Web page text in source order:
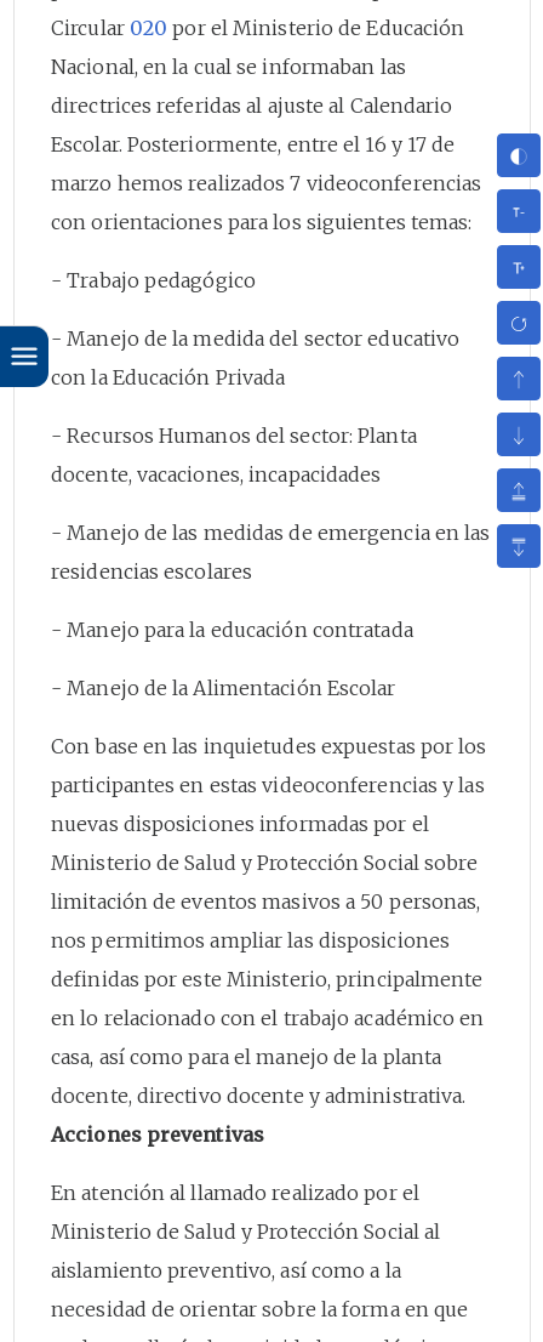
Circular 020 por el Ministerio de Educación
Nacional, en la cual se informaban las
directrices referidas al ajuste al Calendario
Escolar. Posteriormente, entre el 16 y 17 de
marzo hemos realizados 7 videoconferencias
con orientaciones para los siguientes temas:
- Trabajo pedagógico
- Manejo de la medida del sector educativo
con la Educación Privada
- Recursos Humanos del sector: Planta
docente, vacaciones, incapacidades
- Manejo de las medidas de emergencia en las
residencias escolares
- Manejo para la educación contratada
- Manejo de la Alimentación Escolar
Con base en las inquietudes expuestas por los
participantes en estas videoconferencias y las
nuevas disposiciones informadas por el
Ministerio de Salud y Protección Social sobre
limitación de eventos masivos a 50 personas,
nos permitimos ampliar las disposiciones
definidas por este Ministerio, principalmente
en lo relacionado con el trabajo académico en
casa, así como para el manejo de la planta
docente, directivo docente y administrativa.
Acciones preventivas
En atención al llamado realizado por el
Ministerio de Salud y Protección Social al
aislamiento preventivo, así como a la
necesidad de orientar sobre la forma en que